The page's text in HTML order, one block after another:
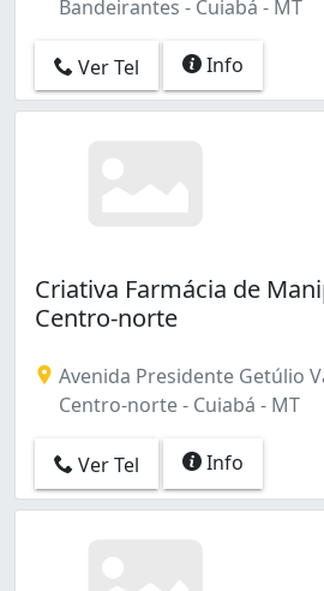
Bandeirantes - Cuiabá - MT
Ver Tel Info
Criativa Farmácia de
Centro-norte
Avenida Presidente Getúlio
Centro-norte - Cuiabá - MT
Ver Tel Info